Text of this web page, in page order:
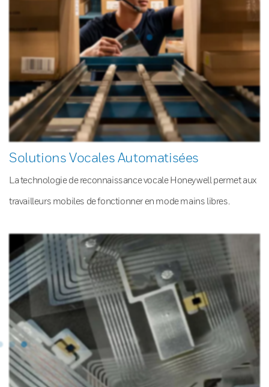
Solutions Vocales Automatisées
La technologie de reconnaissance vocale Honeywell permet aux
travailleurs mobiles de fonctionner en mode mains libres.